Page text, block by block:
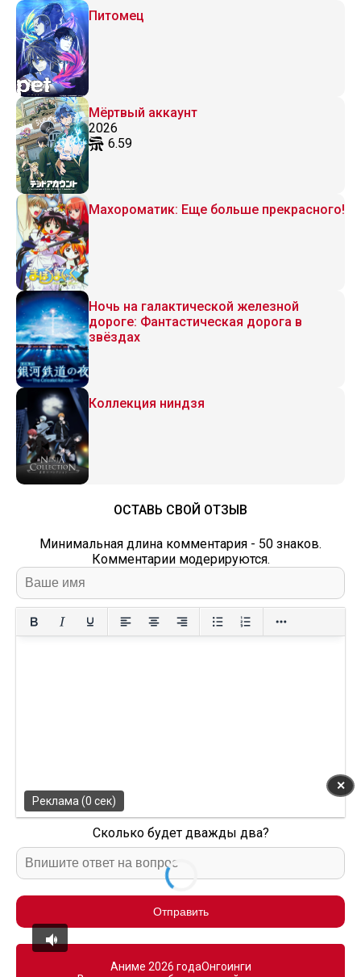
Питомец
Мёртвый аккаунт
2026
6.59
Махороматик: Еще больше прекрасного!
Ночь на галактической железной
дороге: Фантастическая дорога в
звёздах
Коллекция ниндзя
ОСТАВЬ СВОЙ ОТЗЫВ
Минимальная длина комментария - 50 знаков.
Комментарии модерируются.
Сколько будет дважды два?
Отправить
Аниме 2026 годаОнгоинги
✕
Реклама (0 сек)